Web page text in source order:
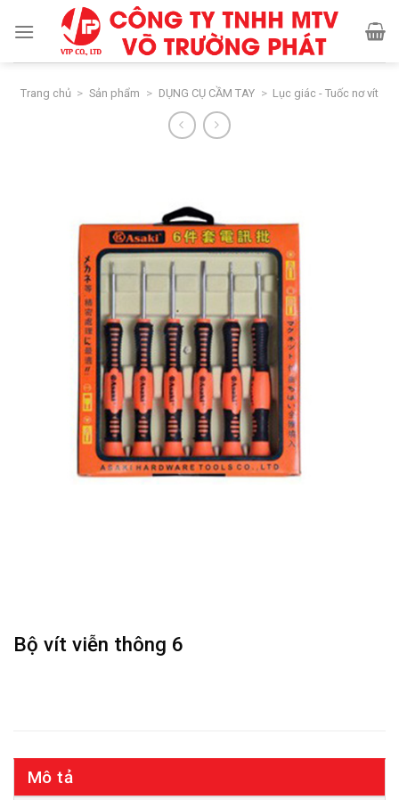
Trang chủ > Sản phẩm > DỤNG CỤ CẦM TAY > Lục giác - Tuốc nơ vít
Bộ vít viễn thông 6
Mô tả